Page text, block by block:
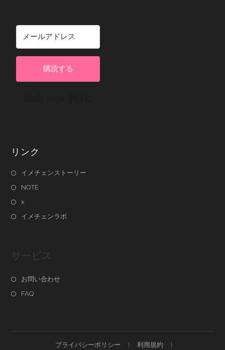
購読する
リンク
イメチェンストーリー
NOTE
x
イメチェンラボ
お問い合わせ
FAQ
プライバシーポリシー 利用規約